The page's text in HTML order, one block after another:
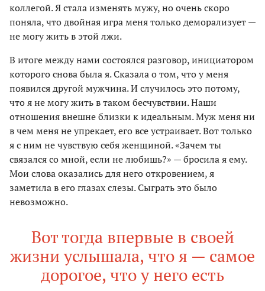
коллегой. Я стала изменять мужу, но очень скоро
поняла, что двойная игра меня только деморализует —
не могу жить в этой лжи.
В итоге между нами состоялся разговор, инициатором
которого снова была я. Сказала о том, что у меня
появился другой мужчина. И случилось это потому,
что я не могу жить в таком бесчувствии. Наши
отношения внешне близки к идеальным. Муж меня ни
в чем меня не упрекает, его все устраивает. Вот только
я с ним не чувствую себя женщиной. «Зачем ты
связался со мной, если не любишь?» — бросила я ему.
Мои слова оказались для него откровением, я
заметила в его глазах слезы. Сыграть это было
невозможно.
Вот тогда впервые в своей
жизни услышала, что я — самое
дорогое, что у него есть